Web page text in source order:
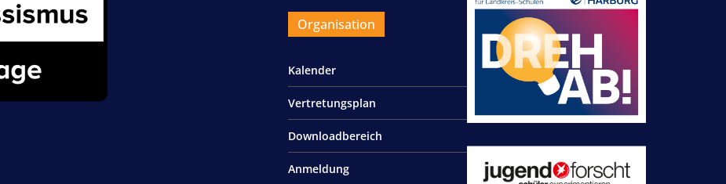
Organisation
Kalender
Vertretungsplan
Downloadbereich
Anmeldung